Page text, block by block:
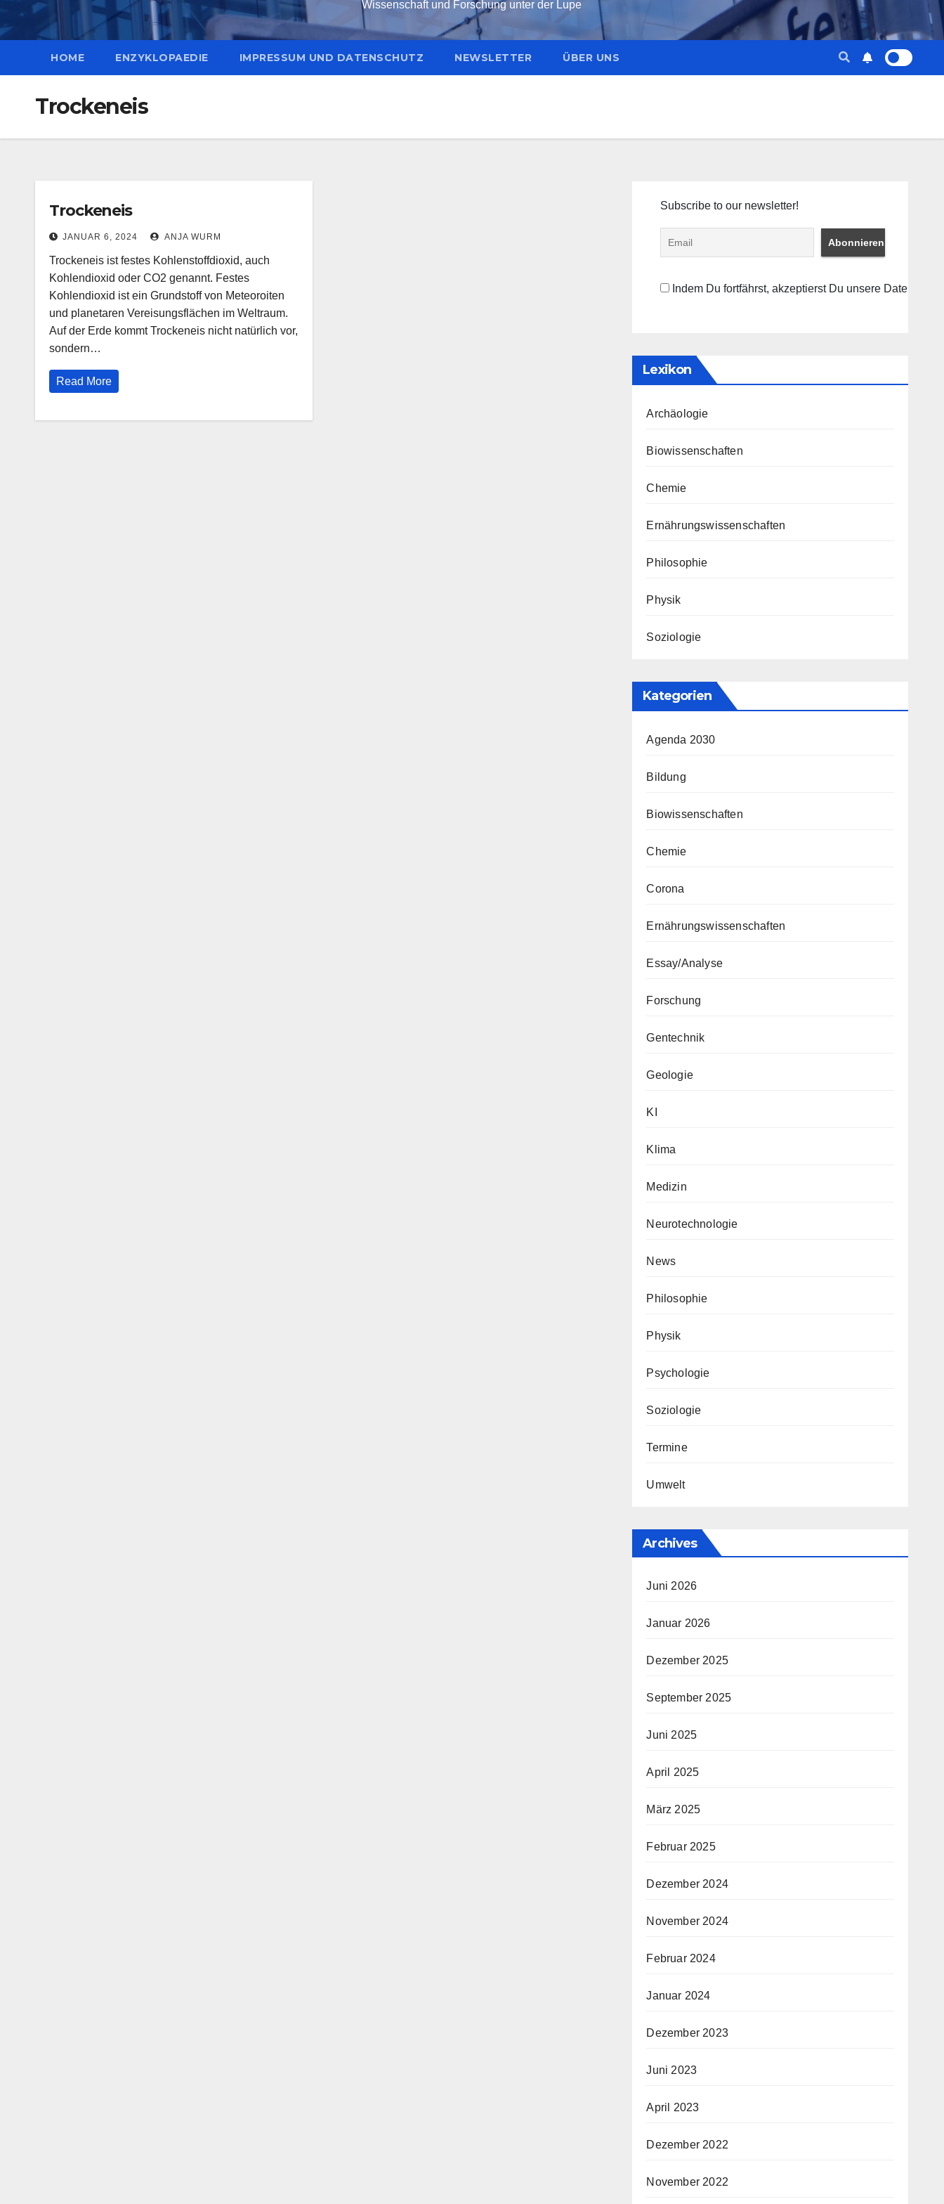
Wissenschaft und Forschung unter der Lupe
HOME ENZYKLOPAEDIE IMPRESSUM UND DATENSCHUTZ NEWSLETTER ÜBER UNS
Trockeneis
Trockeneis
JANUAR 6, 2024 ANJA WURM
Trockeneis ist festes Kohlenstoffdioxid, auch
Kohlendioxid oder CO2 genannt. Festes
Kohlendioxid ist ein Grundstoff von Meteoroiten
und planetaren Vereisungsflächen im Weltraum.
Auf der Erde kommt Trockeneis nicht natürlich vor,
sondern…
Read More
Subscribe to our newsletter!
Indem Du fortfährst, akzeptierst Du unsere
Lexikon
Archäologie
Biowissenschaften
Chemie
Ernährungswissenschaften
Philosophie
Physik
Soziologie
Kategorien
Agenda 2030
Bildung
Biowissenschaften
Chemie
Corona
Ernährungswissenschaften
Essay/Analyse
Forschung
Gentechnik
Geologie
KI
Klima
Medizin
Neurotechnologie
News
Philosophie
Physik
Psychologie
Soziologie
Termine
Umwelt
Archives
Juni 2026
Januar 2026
Dezember 2025
September 2025
Juni 2025
April 2025
März 2025
Februar 2025
Dezember 2024
November 2024
Februar 2024
Januar 2024
Dezember 2023
Juni 2023
April 2023
Dezember 2022
November 2022